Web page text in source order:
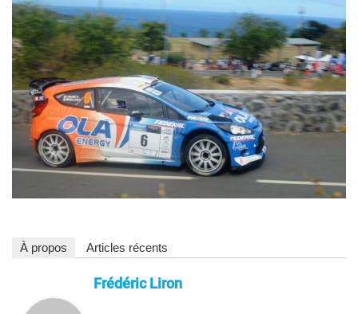
À propos Articles récents
Frédéric Liron